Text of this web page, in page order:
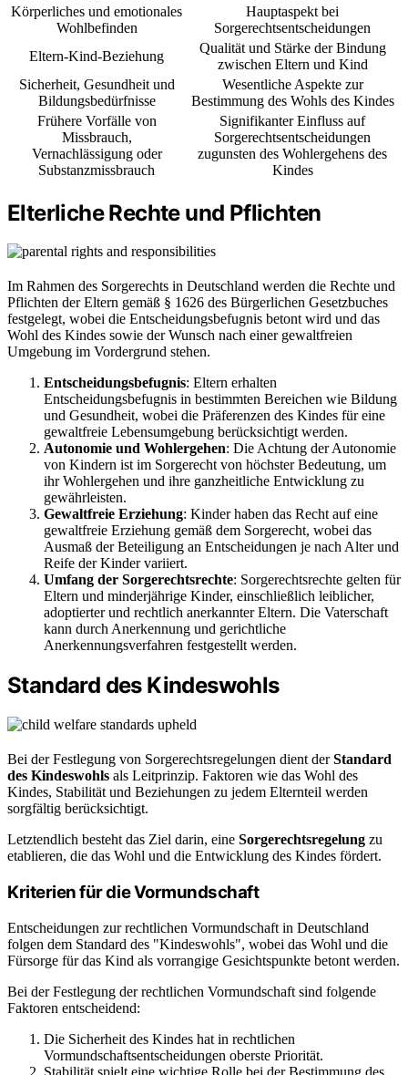
Körperliches und emotionales
Wohlbefinden
Hauptaspekt bei
Sorgerechtsentscheidungen
Eltern-Kind-Beziehung
Qualität und Stärke der Bindung
zwischen Eltern und Kind
Sicherheit, Gesundheit und
Bildungsbedürfnisse
Wesentliche Aspekte zur
Bestimmung des Wohls des Kindes
Frühere Vorfälle von
Missbrauch,
Vernachlässigung oder
Substanzmissbrauch
Signifikanter Einfluss auf
Sorgerechtsentscheidungen
zugunsten des Wohlergehens des
Kindes
Elterliche Rechte und Pflichten
Im Rahmen des Sorgerechts in Deutschland werden die Rechte und
Pflichten der Eltern gemäß § 1626 des Bürgerlichen Gesetzbuches
festgelegt, wobei die Entscheidungsbefugnis betont wird und das
Wohl des Kindes sowie der Wunsch nach einer gewaltfreien
Umgebung im Vordergrund stehen.
Entscheidungsbefugnis: Eltern erhalten
Entscheidungsbefugnis in bestimmten Bereichen wie Bildung
und Gesundheit, wobei die Präferenzen des Kindes für eine
gewaltfreie Lebensumgebung berücksichtigt werden.
Autonomie und Wohlergehen: Die Achtung der Autonomie
von Kindern ist im Sorgerecht von höchster Bedeutung, um
ihr Wohlergehen und ihre ganzheitliche Entwicklung zu
gewährleisten.
Gewaltfreie Erziehung: Kinder haben das Recht auf eine
gewaltfreie Erziehung gemäß dem Sorgerecht, wobei das
Ausmaß der Beteiligung an Entscheidungen je nach Alter und
Reife der Kinder variiert.
Umfang der Sorgerechtsrechte: Sorgerechtsrechte gelten für
Eltern und minderjährige Kinder, einschließlich leiblicher,
adoptierter und rechtlich anerkannter Eltern. Die Vaterschaft
kann durch Anerkennung und gerichtliche
Anerkennungsverfahren festgestellt werden.
Standard des Kindeswohls
Bei der Festlegung von Sorgerechtsregelungen dient derStandard
des Kindeswohls als Leitprinzip. Faktoren wie das Wohl des
Kindes, Stabilität und Beziehungen zu jedem Elternteil werden
sorgfältig berücksichtigt.
Letztendlich besteht das Ziel darin, eine Sorgerechtsregelung zu
etablieren, die das Wohl und die Entwicklung des Kindes fördert.
Kriterien für die Vormundschaft
Entscheidungen zur rechtlichen Vormundschaft in Deutschland
folgen dem Standard des "Kindeswohls", wobei das Wohl und die
Fürsorge für das Kind als vorrangige Gesichtspunkte betont werden.
Bei der Festlegung der rechtlichen Vormundschaft sind folgende
Faktoren entscheidend:
Die Sicherheit des Kindes hat in rechtlichen
Vormundschaftsentscheidungen oberste Priorität.
Stabilität spielt eine wichtige Rolle bei der Bestimmung des